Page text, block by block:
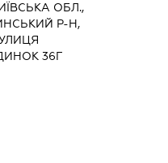
ОБЛ.,
Р-Н,
36Г